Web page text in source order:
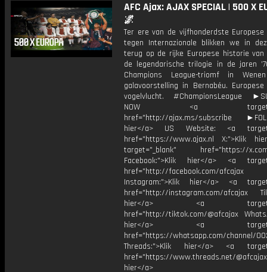
AFC Ajax: AJAX SPECIAL | 500 X
🌌
Ter ere van de vijfhonderdste
tegen Internazionale blikken we in
terug op de rijke Europese historie van
de legendarische trilogie in de jaren
Champions League-triomf in
galavoorstelling in Bernabéu.
vogelvlucht. #ChampionsLeague
NOW <a
href="http://ajax.ms/subscribe
hier</a> US Website: <a
href="https://www.ajax.nl X:">Klik
target="_blank" href="https://x.com/
Facebook:">Klik hier</a> <a
href="http://facebook.com/afcajax
Instagram:">Klik hier</a> <a
href="http://instagram.com/afcajax
hier</a> <a
href="http://tiktok.com/@afcajax
hier</a> <a
href="https://whatsapp.com/channel/
Threads:">Klik hier</a> <a
href="https://www.threads.net/
hier</a>